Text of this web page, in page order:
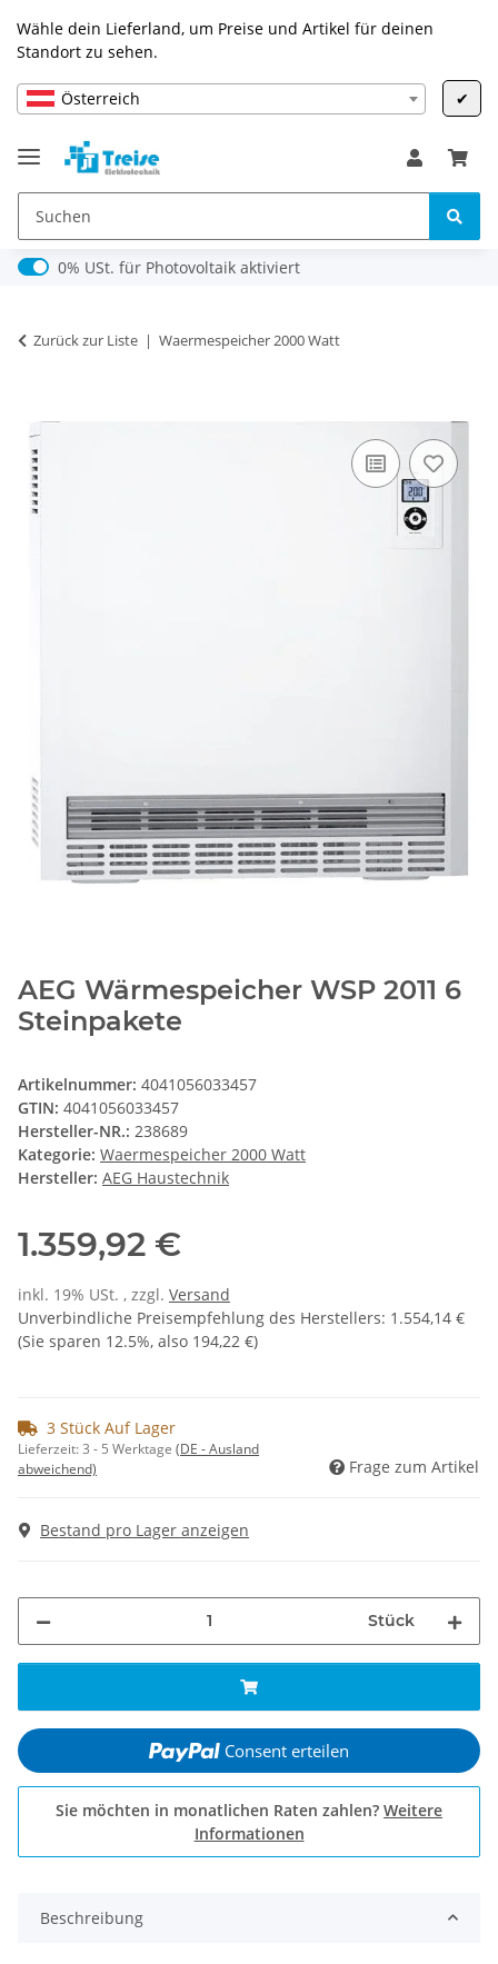
Wähle dein Lieferland, um Preise und Artikel für deinen
Standort zu sehen.
Österreich ✔
0% USt. für Photovoltaik (§ 12 Abs. 3 UStG)
0% USt. für Photovoltaik aktiviert
Zurück zur Liste Waermespeicher 2000 Watt
AEG Wärmespeicher WSP 2011 6
Steinpakete
Artikelnummer: 4041056033457
GTIN: 4041056033457
Hersteller-NR.: 238689
Kategorie: Waermespeicher 2000 Watt
Hersteller: AEG Haustechnik
1.359,92 €
inkl. 19% USt. , zzgl. Versand
Unverbindliche Preisempfehlung des Herstellers: 1.554,14 €
(Sie sparen 12.5%, also 194,22 €)
3 Stück Auf Lager
Lieferzeit:3 - 5 Werktage (DE - Ausland
abweichend)
Frage zum Artikel
Bestand pro Lager anzeigen
Stück
Consent erteilen
Sie möchten in monatlichen Raten zahlen? Weitere
Informationen
Beschreibung